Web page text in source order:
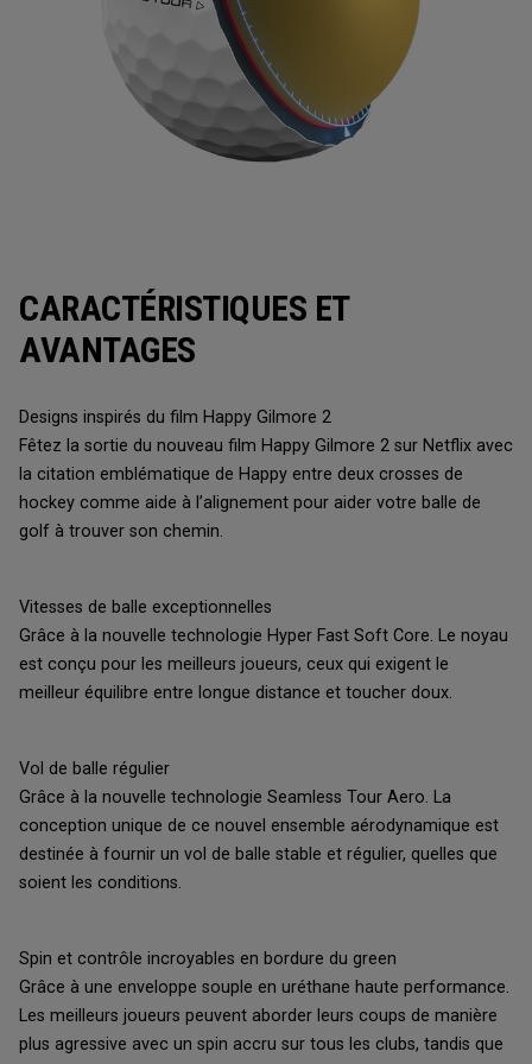
CARACTÉRISTIQUES ET
AVANTAGES
Designs inspirés du film Happy Gilmore 2
Fêtez la sortie du nouveau film Happy Gilmore 2 sur Netflix avec
la citation emblématique de Happy entre deux crosses de
hockey comme aide à l’alignement pour aider votre balle de
golf à trouver son chemin.
Vitesses de balle exceptionnelles
Grâce à la nouvelle technologie Hyper Fast Soft Core. Le noyau
est conçu pour les meilleurs joueurs, ceux qui exigent le
meilleur équilibre entre longue distance et toucher doux.
Vol de balle régulier
Grâce à la nouvelle technologie Seamless Tour Aero. La
conception unique de ce nouvel ensemble aérodynamique est
destinée à fournir un vol de balle stable et régulier, quelles que
soient les conditions.
Spin et contrôle incroyables en bordure du green
Grâce à une enveloppe souple en uréthane haute performance.
Les meilleurs joueurs peuvent aborder leurs coups de manière
plus agressive avec un spin accru sur tous les clubs, tandis que